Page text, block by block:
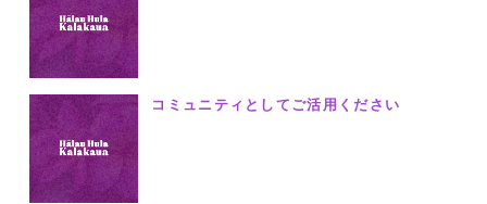
コミュニティとしてご活用ください